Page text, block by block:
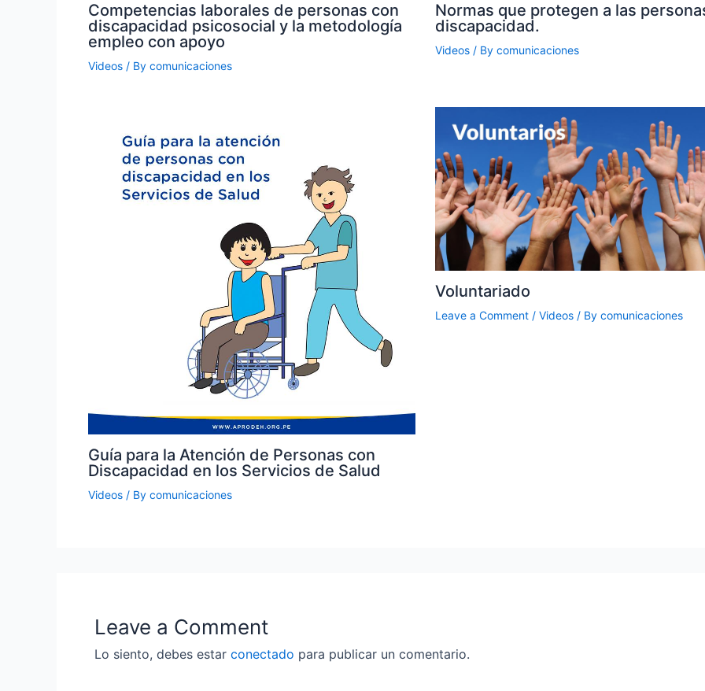
Competencias laborales de personas con
discapacidad psicosocial y la metodología
empleo con apoyo
Videos / By comunicaciones
Normas que protegen a las
discapacidad.
Videos/ By comunicaciones
Guía para la Atención de Personas con
Discapacidad en los Servicios de Salud
Videos / By comunicaciones
Voluntariado
Leave a Comment / Videos/ By comunicaciones
Leave a Comment
Lo siento, debes estar conectado para publicar un comentario.